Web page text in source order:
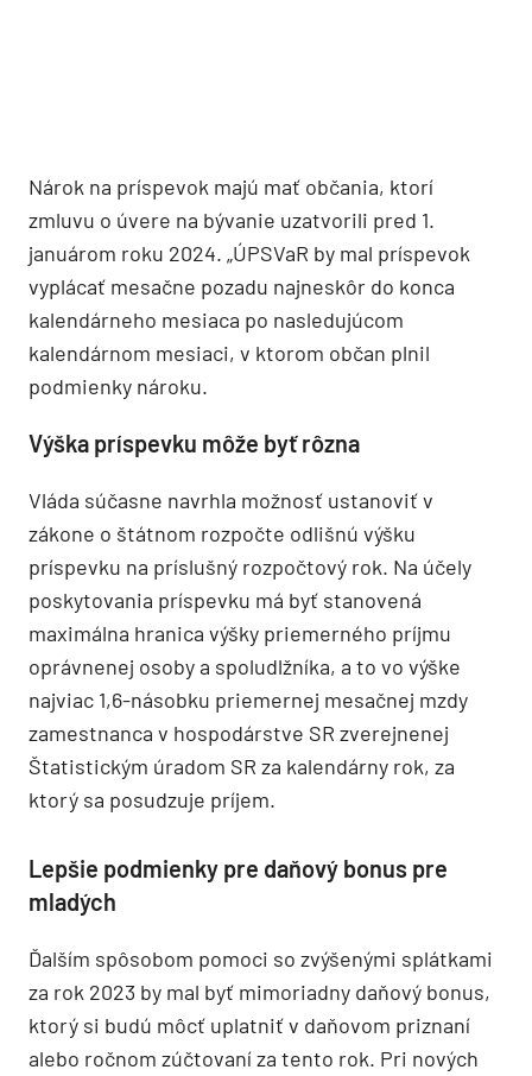
Nárok na príspevok majú mať občania, ktorí
zmluvu o úvere na bývanie uzatvorili pred 1.
januárom roku 2024. „ÚPSVaR by mal príspevok
vyplácať mesačne pozadu najneskôr do konca
kalendárneho mesiaca po nasledujúcom
kalendárnom mesiaci, v ktorom občan plnil
podmienky nároku.
Výška príspevku môže byť rôzna
Vláda súčasne navrhla možnosť ustanoviť v
zákone o štátnom rozpočte odlišnú výšku
príspevku na príslušný rozpočtový rok. Na účely
poskytovania príspevku má byť stanovená
maximálna hranica výšky priemerného príjmu
oprávnenej osoby a spoludlžníka, a to vo výške
najviac 1,6-násobku priemernej mesačnej mzdy
zamestnanca v hospodárstve SR zverejnenej
Štatistickým úradom SR za kalendárny rok, za
ktorý sa posudzuje príjem.
Lepšie podmienky pre daňový bonus pre
mladých
Ďalším spôsobom pomoci so zvýšenými splátkami
za rok 2023 by mal byť mimoriadny daňový bonus,
ktorý si budú môcť uplatniť v daňovom priznaní
alebo ročnom zúčtovaní za tento rok. Pri nových